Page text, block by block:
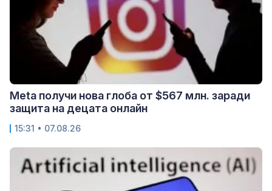
Meta получи нова глоба от $567 млн. заради
защита на децата онлайн
15:31 • 07.08.26